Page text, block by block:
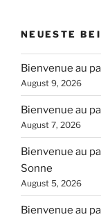
NEUESTE
Bienvenue au
August 9, 2026
Bienvenue au
August 7, 2026
Bienvenue au
Sonne
August 5, 2026
Bienvenue au